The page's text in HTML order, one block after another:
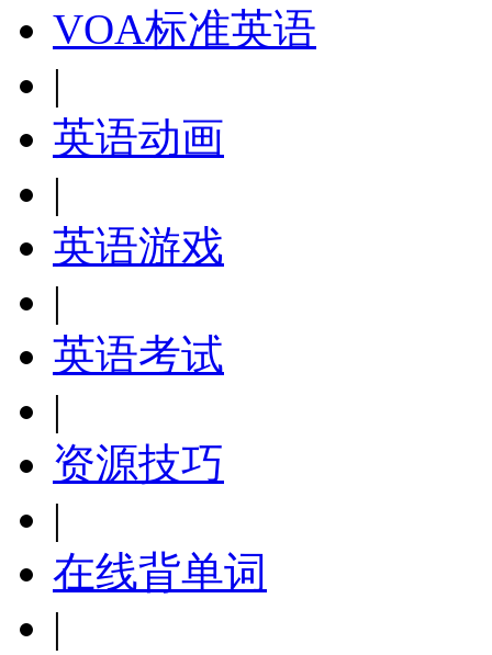
VOA标准英语
|
英语动画
|
英语游戏
|
英语考试
|
资源技巧
|
在线背单词
|